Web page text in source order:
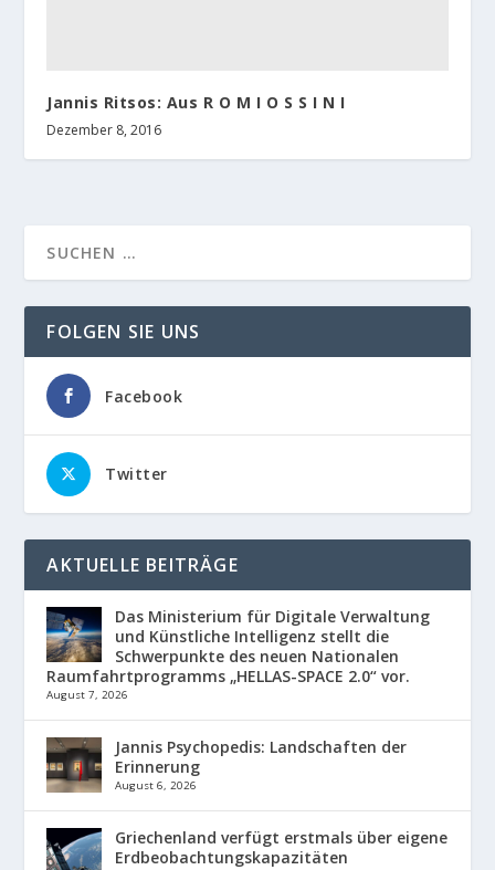
Jannis Ritsos: Aus R O M I O S S I N I
Dezember 8, 2016
FOLGEN SIE UNS
Facebook
Twitter
AKTUELLE BEITRÄGE
Das Ministerium für Digitale Verwaltung
und Künstliche Intelligenz stellt die
Schwerpunkte des neuen Nationalen
Raumfahrtprogramms „HELLAS-SPACE 2.0“ vor.
August 7, 2026
Jannis Psychopedis: Landschaften der
Erinnerung
August 6, 2026
Griechenland verfügt erstmals über eigene
Erdbeobachtungskapazitäten